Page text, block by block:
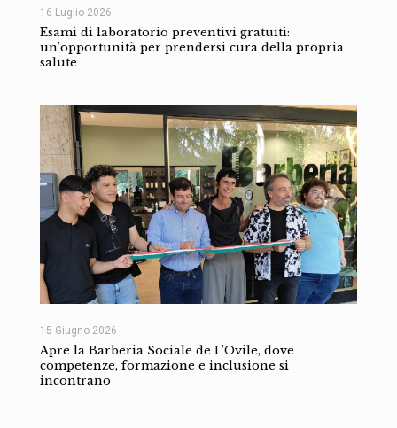
16 Luglio 2026
Esami di laboratorio preventivi gratuiti:
un’opportunità per prendersi cura della propria
salute
15 Giugno 2026
Apre la Barberia Sociale de L’Ovile, dove
competenze, formazione e inclusione si
incontrano